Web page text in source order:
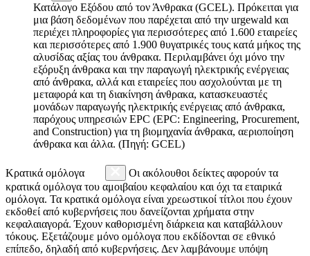
Κατάλογο Εξόδου από τον Άνθρακα (GCEL). Πρόκειται για
μια βάση δεδομένων που παρέχεται από την urgewald και
περιέχει πληροφορίες για περισσότερες από 1.600 εταιρείες
και περισσότερες από 1.900 θυγατρικές τους κατά μήκος της
αλυσίδας αξίας του άνθρακα. Περιλαμβάνει όχι μόνο την
εξόρυξη άνθρακα και την παραγωγή ηλεκτρικής ενέργειας
από άνθρακα, αλλά και εταιρείες που ασχολούνται με τη
μεταφορά και τη διακίνηση άνθρακα, κατασκευαστές
μονάδων παραγωγής ηλεκτρικής ενέργειας από άνθρακα,
παρόχους υπηρεσιών EPC (EPC: Engineering, Procurement,
and Construction) για τη βιομηχανία άνθρακα, αεριοποίηση
άνθρακα και άλλα. (Πηγή: GCEL)
Κρατικά ομόλογα
Οι ακόλουθοι δείκτες αφορούν τα
κρατικά ομόλογα του αμοιβαίου κεφαλαίου και όχι τα εταιρικά
ομόλογα. Τα κρατικά ομόλογα είναι χρεωστικοί τίτλοι που έχουν
εκδοθεί από κυβερνήσεις που δανείζονται χρήματα στην
κεφαλαιαγορά. Έχουν καθορισμένη διάρκεια και καταβάλλουν
τόκους. Εξετάζουμε μόνο ομόλογα που εκδίδονται σε εθνικό
επίπεδο, δηλαδή από κυβερνήσεις. Δεν λαμβάνουμε υπόψη